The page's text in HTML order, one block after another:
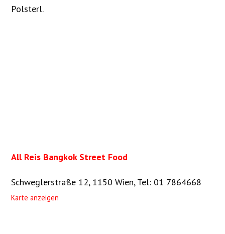
Polsterl.
All Reis Bangkok Street Food
Schweglerstraße 12, 1150 Wien,Tel: 01 7864668
Karte anzeigen